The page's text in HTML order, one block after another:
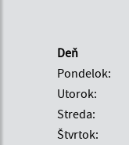
Deň
Pondelok:
Utorok:
Streda:
Štvrtok: